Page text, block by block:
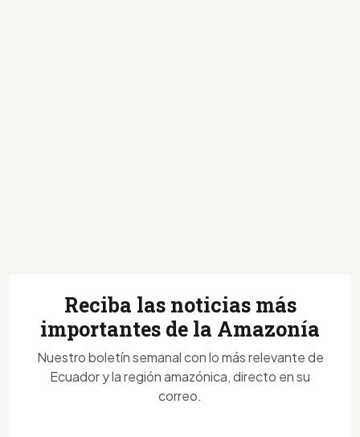
Reciba las noticias más
importantes de la Amazonía
Nuestro boletín semanal con lo más relevante de
Ecuador y la región amazónica, directo en su
correo.